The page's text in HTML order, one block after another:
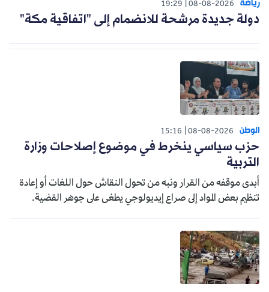
رياضة 08-08-2026
19:29
دولة جديدة مرشحة للانضمام إلى "اتفاقية مكة"
الوطن 08-08-2026
15:16
حزب سياسي ينخرط في موضوع إصلاحات وزارة
التربية
أبدى موقفه من القرار ونبه من تحول النقاش حول اللغات أو إعادة
تنظيم بعض المواد إلى صراع إيديولوجي يطغى على جوهر القضية.